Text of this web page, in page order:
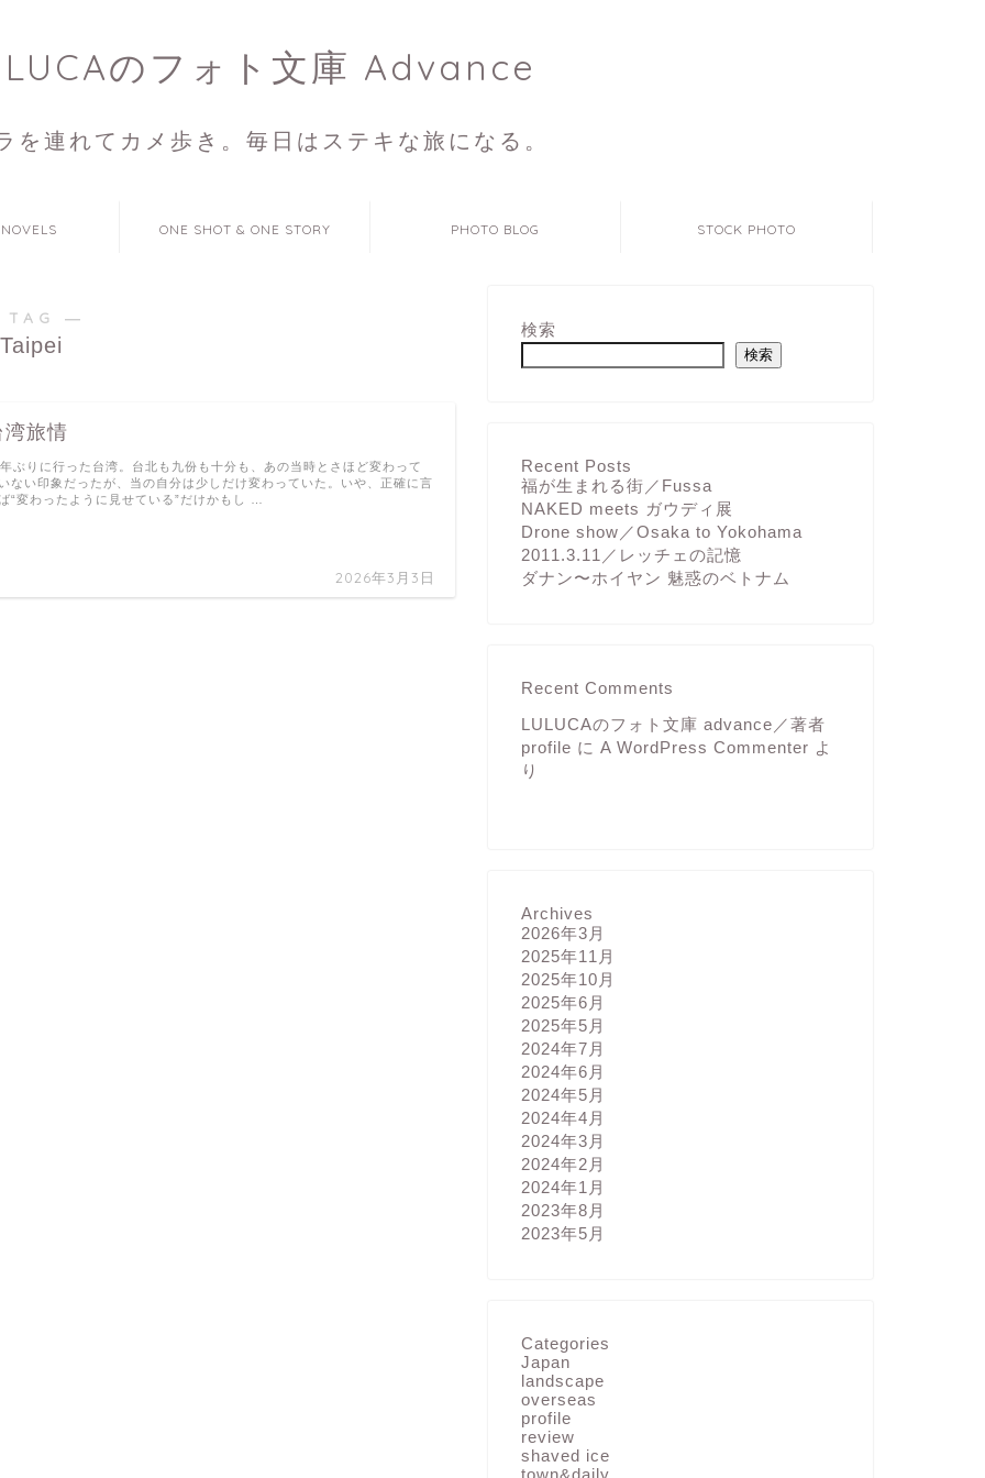
のフォト文庫 Advance
を連れてカメ歩き。毎日はステキな旅になる。
ONE SHOT & ONE STORY PHOTO BLOG STOCK PHOTO
―
Taipei
湾旅情
2026年3月3日
ぶりに行った台湾。台北も九份も十分も、あの当時とさほど変わって
ない印象だったが、当の自分は少しだけ変わっていた。いや、正確に言
“変わったように見せている”だけかもし …
検索
検索
Recent Posts
福が生まれる街／Fussa
NAKED meets ガウディ展
Drone show／Osaka to Yokohama
2011.3.11／レッチェの記憶
ダナン〜ホイヤン 魅惑のベトナム
Recent Comments
LULUCAのフォト文庫 advance／著者
profile に A WordPress Commenter よ
り
Archives
2026年3月
2025年11月
2025年10月
2025年6月
2025年5月
2024年7月
2024年6月
2024年5月
2024年4月
2024年3月
2024年2月
2024年1月
2023年8月
2023年5月
Categories
Japan
landscape
overseas
profile
review
shaved ice